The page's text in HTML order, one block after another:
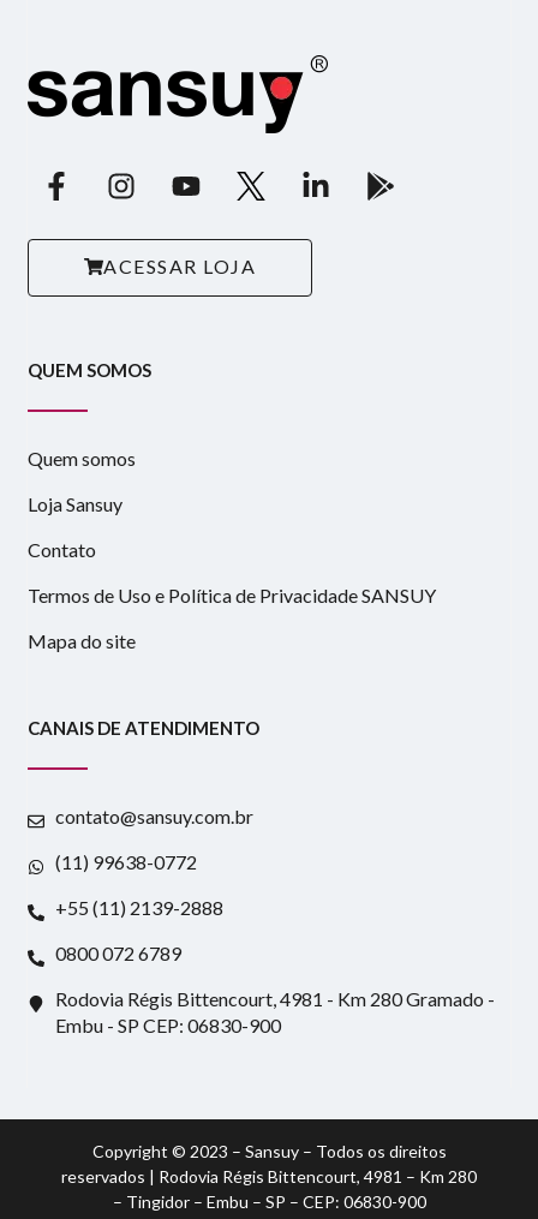
ACESSAR LOJA
QUEM SOMOS
Quem somos
Loja Sansuy
Contato
Termos de Uso e Política de Privacidade SANSUY
Mapa do site
CANAIS DE ATENDIMENTO
contato@sansuy.com.br
(11) 99638-0772
+55 (11) 2139-2888
0800 072 6789
Rodovia Régis Bittencourt, 4981 - Km 280 Gramado -
Embu - SP CEP: 06830-900
Copyright © 2023 – Sansuy – Todos os direitos
reservados | Rodovia Régis Bittencourt, 4981 – Km 280
– Tingidor – Embu – SP – CEP: 06830-900